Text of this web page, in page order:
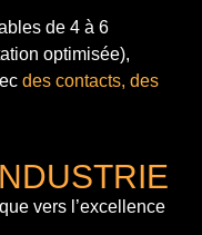
de 4 à 6
optimisée),
des contacts, des
vers l’excellence